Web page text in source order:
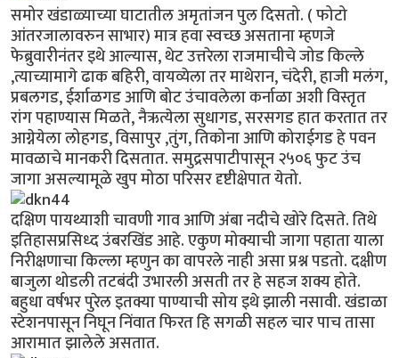
समोर खंडाळ्याच्या घाटातील अमृतांजन पुल दिसतो. ( फोटो
आंतरजालावरुन साभार) मात्र हवा स्वच्छ असताना म्हणजे
फेब्रुवारीनंतर इथे आल्यास, थेट उत्तरेला राजमाचीचे जोड किल्ले
,त्याच्यामागे ढाक बहिरी, वायव्येला तर माथेरान, चंदेरी, हाजी मलंग,
प्रबलगड, ईर्शाळगड आणि बोट उंचावलेला कर्नाळा अशी विस्तृत
रांग पहाण्यास मिळते, नैऋत्येला सुधागड, सरसगड हात करतात तर
आग्नेयेला लोहगड, विसापुर ,तुंग, तिकोना आणि कोराईगड हे पवन
मावळाचे मानकरी दिसतात. समुद्रसपाटीपासून २५०६ फुट उंच
जागा असल्यामूळे खुप मोठा परिसर दृष्टीक्षेपात येतो.
दक्षिण पायथ्याशी चावणी गाव आणि अंबा नदीचे खोरे दिसते. तिथे
इतिहासप्रसिध्द उंबरखिंड आहे. एकुण मोक्याची जागा पहाता याला
निरीक्षणाचा किल्ला म्हणुन का वापरले नाही असा प्रश्न पडतो. दक्षीण
बाजुला थोडली तटबंदी उभारली असती तर हे सहज शक्य होते.
बहुधा वर्षभर पुरेल इतक्या पाण्याची सोय इथे झाली नसावी. खंडाळा
स्टेशनपासून निघून निंवात फिरत हि सगळी सहल चार पाच तासा
आरामात झालेले असतात.